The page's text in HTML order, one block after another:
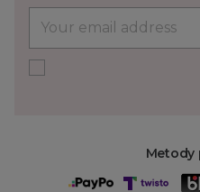
Metody